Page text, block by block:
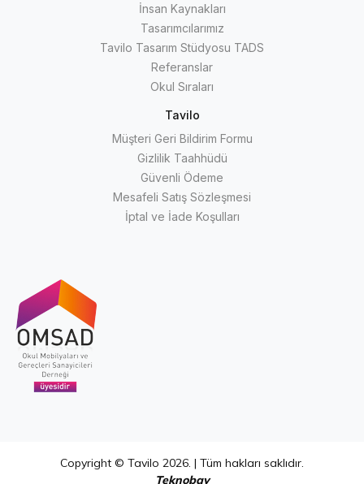
İnsan Kaynakları
Tasarımcılarımız
Tavilo Tasarım Stüdyosu TADS
Referanslar
Okul Sıraları
Tavilo
Müşteri Geri Bildirim Formu
Gizlilik Taahhüdü
Güvenli Ödeme
Mesafeli Satış Sözleşmesi
İptal ve İade Koşulları
Copyright © Tavilo 2026. | Tüm hakları saklıdır.
Teknobay